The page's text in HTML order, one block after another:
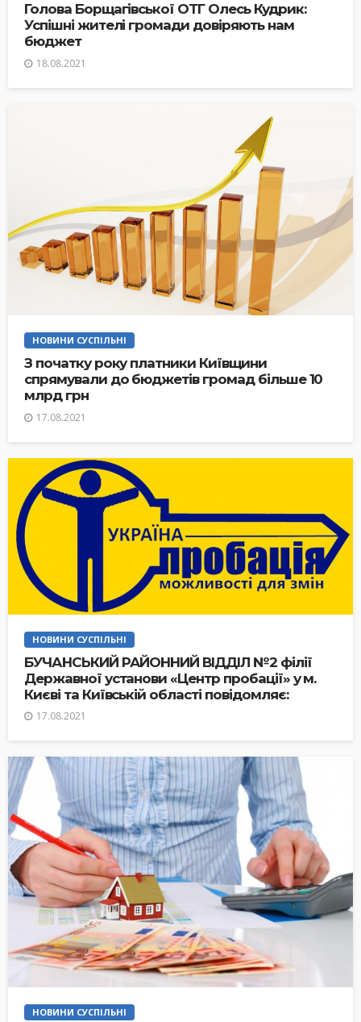
Голова Борщагівської ОТГ Олесь Кудрик:
Успішні жителі громади довіряють нам
бюджет
18.08.2021
НОВИНИ СУСПІЛЬНІ
З початку року платники Київщини
спрямували до бюджетів громад більше 10
млрд грн
17.08.2021
НОВИНИ СУСПІЛЬНІ
БУЧАНСЬКИЙ РАЙОННИЙ ВІДДІЛ №2 філії
Державної установи «Центр пробації» у м.
Києві та Київській області повідомляє:
17.08.2021
НОВИНИ СУСПІЛЬНІ